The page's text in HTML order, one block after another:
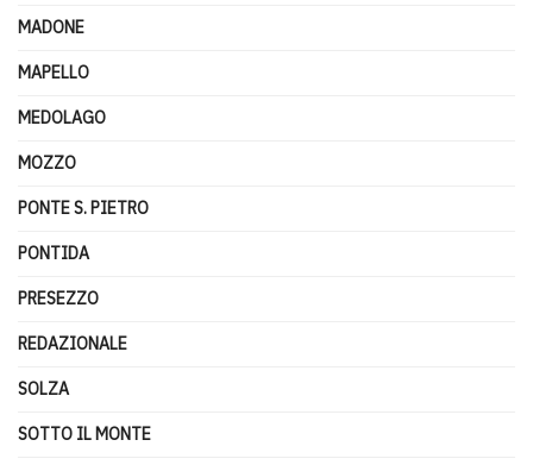
MADONE
MAPELLO
MEDOLAGO
MOZZO
PONTE S. PIETRO
PONTIDA
PRESEZZO
REDAZIONALE
SOLZA
SOTTO IL MONTE